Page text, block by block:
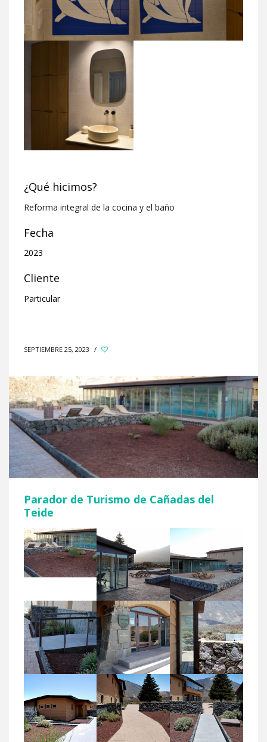
¿Qué hicimos?
Reforma integral de la cocina y el baño
Fecha
2023
Cliente
Particular
SEPTIEMBRE 25, 2023 /
Parador de Turismo de Cañadas del
Teide